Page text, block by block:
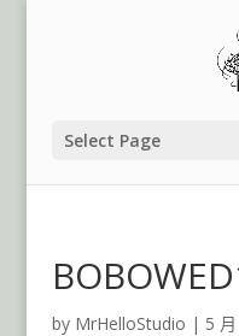
Select Page
by MrHelloStudio | 5